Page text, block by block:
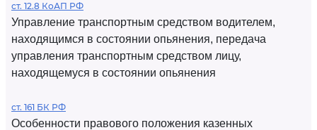
ст. 12.8 КоАП РФ
Управление транспортным средством водителем,
находящимся в состоянии опьянения, передача
управления транспортным средством лицу,
находящемуся в состоянии опьянения
ст. 161 БК РФ
Особенности правового положения казенных